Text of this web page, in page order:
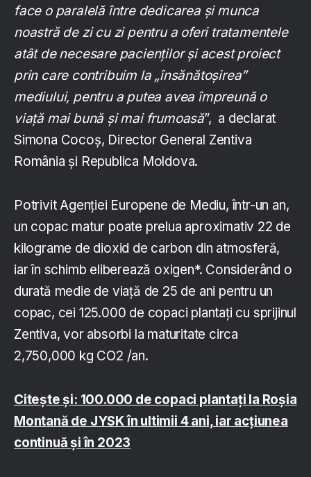
face o paralelă între dedicarea și munca
noastră de zi cu zi pentru a oferi tratamentele
atât de necesare pacienților și acest proiect
prin care contribuim la „însănătoșirea”
mediului, pentru a putea avea împreună o
viață mai bună și mai frumoasă”, a declarat
Simona Cocoș, Director General Zentiva
România și Republica Moldova.
Potrivit Agenției Europene de Mediu, într-un an,
un copac matur poate prelua aproximativ 22 de
kilograme de dioxid de carbon din atmosferă,
iar în schimb eliberează oxigen*. Considerând o
durată medie de viață de 25 de ani pentru un
copac, cei 125.000 de copaci plantați cu sprijinul
Zentiva, vor absorbi la maturitate circa
2,750,000 kg CO2 /an.
Citește și: 100.000 de copaci plantați la Roșia
Montană de JYSK în ultimii 4 ani, iar acțiunea
continuă și în 2023